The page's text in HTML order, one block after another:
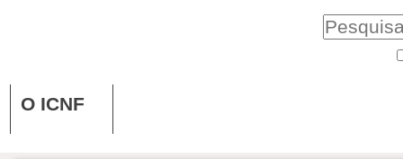
O ICNF